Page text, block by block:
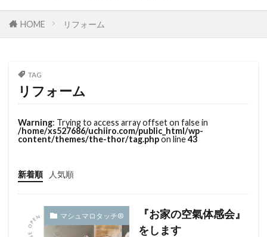
HOME リフォーム
TAG
リフォーム
Warning: Trying to access array offset on false in
/home/xs527686/uchiiro.com/public_html/wp-
content/themes/the-thor/tag.phpon line43
新着順 人気順
マシュマロタッチ®︎
『お家の空氣体感会』
をします